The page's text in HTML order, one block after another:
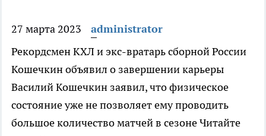
27 марта 2023
administrator
Рекордсмен КХЛ и экс-вратарь сборной России
Кошечкин объявил о завершении карьеры
Василий Кошечкин заявил, что физическое
состояние уже не позволяет ему проводить
большое количество матчей в сезонеЧитайте